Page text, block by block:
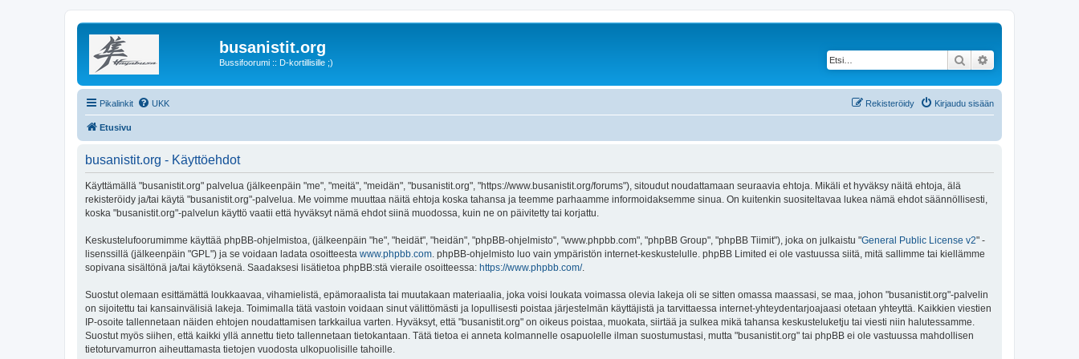
busanistit.org
Bussifoorumi :: D-kortillisille ;) Etsi
Pikalinkit UKK Kirjaudu sisään
Rekisteröidy
Etusivu
busanistit.org - Käyttöehdot
Käyttämällä "busanistit.org" palvelua (jälkeenpäin "me", "meitä", "meidän", "busanistit.org", "https://www.busanistit.org/forums"), sitoudut noudattamaan seuraavia ehtoja. Mikäli et hyväksy näitä ehtoja, älä
rekisteröidy ja/tai käytä "busanistit.org"-palvelua. Me voimme muuttaa näitä ehtoja koska tahansa ja teemme parhaamme informoidaksemme sinua. On kuitenkin suositeltavaa lukea nämä ehdot säännöllisesti,
koska "busanistit.org"-palvelun käyttö vaatii että hyväksyt nämä ehdot siinä muodossa, kuin ne on päivitetty tai korjattu.
Keskustelufoorumimme käyttää phpBB-ohjelmistoa, (jälkeenpäin "he", "heidät", "heidän", "phpBB-ohjelmisto", "www.phpbb.com", "phpBB Group", "phpBB Tiimit"), joka on julkaistu "General Public License v2" -
lisenssillä (jälkeenpäin "GPL") ja se voidaan ladata osoitteesta www.phpbb.com . phpBB-ohjelmisto luo vain ympäristön internet-keskustelulle. phpBB Limited ei ole vastuussa siitä, mitä sallimme tai kiellämme
sopivana sisältönä ja/tai käytöksenä. Saadaksesi lisätietoa phpBB:stä vieraile osoitteessa: https://www.phpbb.com/.
Suostut olemaan esittämättä loukkaavaa, vihamielistä, epämoraalista tai muutakaan materiaalia, joka voisi loukata voimassa olevia lakeja oli se sitten omassa maassasi, se maa, johon "busanistit.org"-palvelin
on sijoitettu tai kansainvälisiä lakeja. Toimimalla tätä vastoin voidaan sinut välittömästi ja lopullisesti poistaa järjestelmän käyttäjistä ja tarvittaessa internet-yhteydentarjoajaasi otetaan yhteyttä. Kaikkien viestien
IP-osoite tallennetaan näiden ehtojen noudattamisen tarkkailua varten. Hyväksyt, että "busanistit.org" on oikeus poistaa, muokata, siirtää ja sulkea mikä tahansa keskusteluketju tai viesti niin halutessamme.
Suostut myös siihen, että kaikki yllä annettu tieto tallennetaan tietokantaan. Tätä tietoa ei anneta kolmannelle osapuolelle ilman suostumustasi, mutta "busanistit.org" tai phpBB ei ole vastuussa mahdollisen
tietoturvamurron aiheuttamasta tietojen vuodosta ulkopuolisille tahoille.